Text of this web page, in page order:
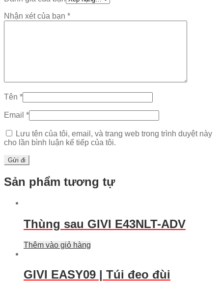
Nhận xét của bạn *
Tên *
Email *
Lưu tên của tôi, email, và trang web trong trình duyệt này
cho lần bình luận kế tiếp của tôi.
Sản phẩm tương tự
Thùng sau GIVI E43NLT-ADV
Thêm vào giỏ hàng
GIVI EASY09 | Túi đeo đùi